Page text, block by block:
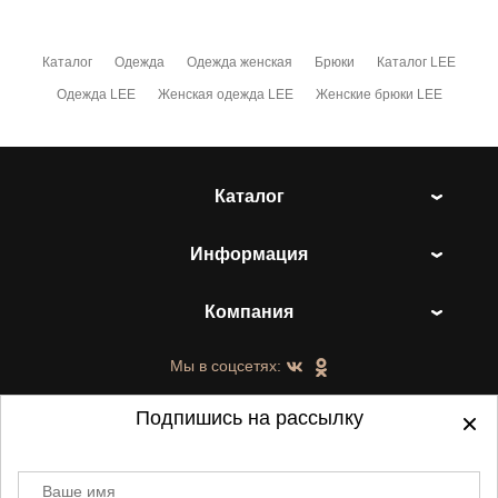
Каталог Одежда Одежда женская Брюки Каталог LEE
Одежда LEE Женская одежда LEE Женские брюки LEE
Каталог
Информация
Компания
Мы в соцсетях:
Подпишись на рассылку
Ваше имя